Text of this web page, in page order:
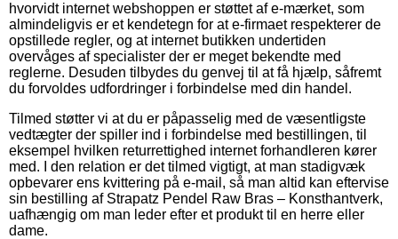
hvorvidt internet webshoppen er støttet af e-mærket, som
almindeligvis er et kendetegn for at e-firmaet respekterer de
opstillede regler, og at internet butikken undertiden
overvåges af specialister der er meget bekendte med
reglerne. Desuden tilbydes du genvej til at få hjælp, såfremt
du forvoldes udfordringer i forbindelse med din handel.
Tilmed støtter vi at du er påpasselig med de væsentligste
vedtægter der spiller ind i forbindelse med bestillingen, til
eksempel hvilken returrettighed internet forhandleren kører
med. I den relation er det tilmed vigtigt, at man stadigvæk
opbevarer ens kvittering på e-mail, så man altid kan eftervise
sin bestilling af Strapatz Pendel Raw Bras – Konsthantverk,
uafhængig om man leder efter et produkt til en herre eller
dame.